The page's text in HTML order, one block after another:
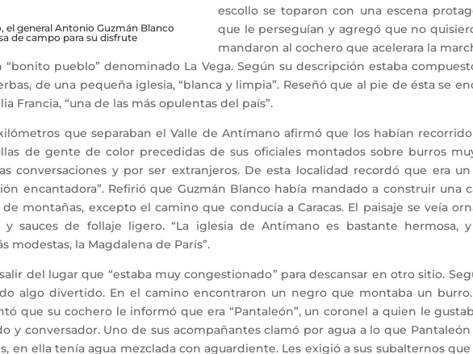
el general Antonio Guzmán Blanco
de campo para su disfrute
escollo se toparon con una escena
que le perseguían y agregó que no
mandaron al cochero que acelerara la
pueblo” denominado La Vega. Según su descripción estaba
de una pequeña iglesia, “blanca y limpia”. Reseñó que al pie de ésta se
Francia, “una de las más opulentas del país”.
que separaban el Valle de Antímano afirmó que los habían
de gente de color precedidas de sus oficiales montados sobre burros
conversaciones y por ser extranjeros. De esta localidad recordó que era
encantadora”. Refirió que Guzmán Blanco había mandado a construir una
montañas, excepto el camino que conducía a Caracas. El paisaje se veía
y sauces de follaje ligero. “La iglesia de Antímano es bastante hermosa,
modestas, la Magdalena de París”.
del lugar que “estaba muy congestionado” para descansar en otro sitio.
algo divertido. En el camino encontraron un negro que montaba un
que su cochero le informó que era “Pantaleón”, un coronel a quien le
y conversador. Uno de sus acompañantes clamó por agua a lo que
en ella tenía agua mezclada con aguardiente. Les exigió a sus subalternos